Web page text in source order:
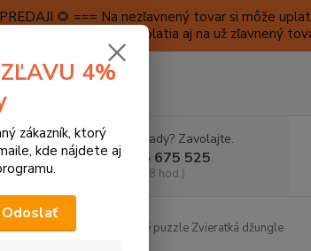
🌻 === Na nezľavnený tovar si môže
výšky 1️⃣5️⃣% , ktoré platia aj na už zľavnený
KONTAKTY
Neviete si rady? Zavolajte.
+421 905 675 525
(Po-Pia, 9-18 hod.)
Vilac Drevené magnetické puzzle Zvieratká džungle
4%
zákazník, ktorý
kde nájdete aj
Odoslať